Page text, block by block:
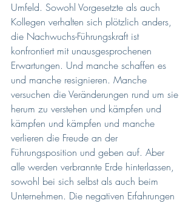
Umfeld. Sowohl Vorgesetzte als auch
Kollegen verhalten sich plötzlich anders,
die Nachwuchs-Führungskraft ist
konfrontiert mit unausgesprochenen
Erwartungen. Und manche schaffen es
und manche resignieren. Manche
versuchen die Veränderungen rund um sie
herum zu verstehen und kämpfen und
kämpfen und kämpfen und manche
verlieren die Freude an der
Führungsposition und geben auf. Aber
alle werden verbrannte Erde hinterlassen,
sowohl bei sich selbst als auch beim
Unternehmen. Die negativen Erfahrungen